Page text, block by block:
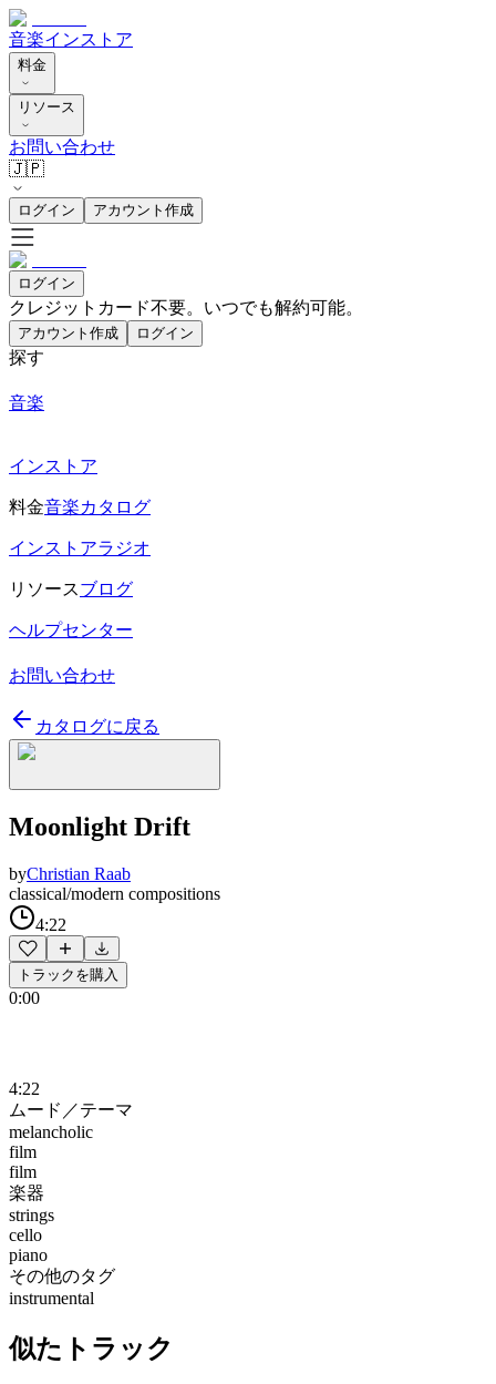
音楽インストア
料金
リソース
お問い合わせ
🇯🇵
ログイン アカウント作成
ログイン
クレジットカード不要。いつでも解約可能。
アカウント作成 ログイン
探す
音楽
インストア
料金音楽カタログ
インストアラジオ
リソースブログ
ヘルプセンター
お問い合わせ
カタログに戻る
Moonlight Drift
byChristian Raab
classical/modern compositions
4:22
トラックを購入
0:00
4:22
ムード／テーマ
melancholic
film
film
楽器
strings
cello
piano
その他のタグ
instrumental
似たトラック